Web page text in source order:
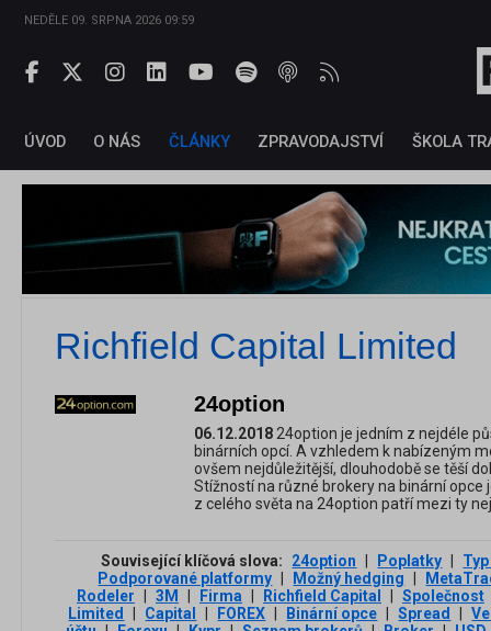
NEDĚLE 09. SRPNA 2026 09:59
ÚVOD O NÁS ČLÁNKY ZPRAVODAJSTVÍ ŠKOLA
Richfield Capital Limited
24option
06.12.201824option je jedním z nejdéle
binárních opcí. A vzhledem k nabízeným
ovšem nejdůležitější, dlouhodobě se těší
Stížností na různé brokery na binární opce
z celého světa na 24option patří mezi ty
Související klíčová slova: 24option Poplatky
Podporované platformy
Možný hedging
Rodeler
3М Firma Richfield Capital
Společnost
Limited
Capital FOREX Binární opce Spread